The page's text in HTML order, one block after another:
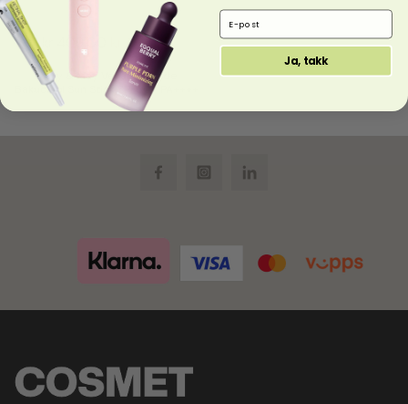
Mary & May Vegan Peptide
Bakuchiol Sun Stick SPF50+ PA++++
306,75
FacebookInstagramLinkedIn
Email Address
Ja, takk